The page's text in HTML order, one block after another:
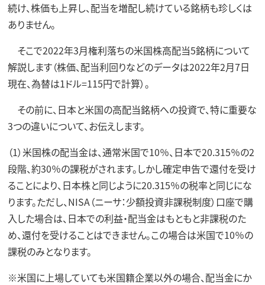
続け、株価も上昇し、配当を増配し続けている銘柄も珍しくは
ありません。
そこで2022年3月権利落ちの米国株高配当5銘柄について
解説します（株価、配当利回りなどのデータは2022年2月7日
現在、為替は1ドル=115円で計算）。
その前に、日本と米国の高配当銘柄への投資で、特に重要な
3つの違いについて、お伝えします。
（1）米国株の配当金は、通常米国で10％、日本で20.315％の2
段階、約30％の課税がされます。しかし確定申告で還付を受け
ることにより、日本株と同じように20.315％の税率と同じにな
ります。ただし、NISA（ニーサ：少額投資非課税制度）口座で購
入した場合は、日本での利益・配当金はもともと非課税のた
め、還付を受けることはできません。この場合は米国で10％の
課税のみとなります。
※米国に上場していても米国籍企業以外の場合、配当金にか